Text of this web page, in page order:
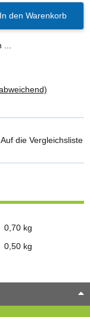
In den Warenkorb
Auf die Vergleichsliste
0,70 kg
0,50 kg